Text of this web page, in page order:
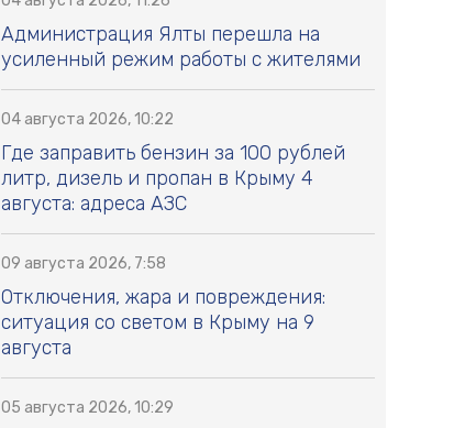
Администрация Ялты перешла на
усиленный режим работы с жителями
04 августа 2026, 10:22
Где заправить бензин за 100 рублей
литр, дизель и пропан в Крыму 4
августа: адреса АЗС
09 августа 2026, 7:58
Отключения, жара и повреждения:
ситуация со светом в Крыму на 9
августа
05 августа 2026, 10:29